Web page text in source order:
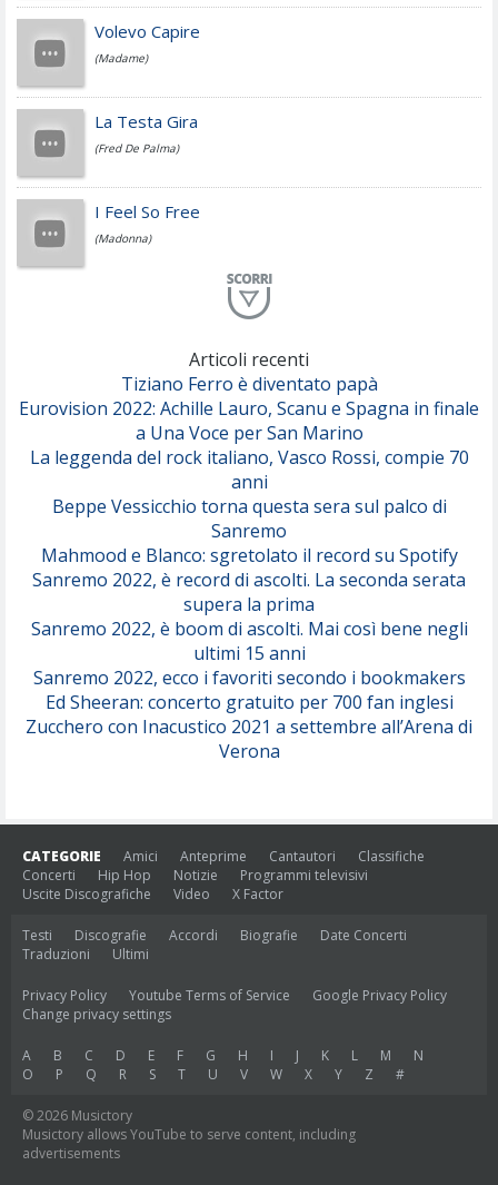
Jovanotti
Fedez
Simone Cristicchi
ModÃ
Duran Duran
Nothing But Thieves
Marracash
Volevo Capire
(Madame)
La Testa Gira
(Fred De Palma)
I Feel So Free
(Madonna)
Free To Love
(Duran Duran)
(Second Voice (The))
Drop Dead
(Muse)
(Annalisa Scarrone)
Comuni Immortali
(Achille Lauro)
So Easy (To Fall In Love)
(Olivia Dean)
Serenamente
(Juli)
Articoli recenti
Tiziano Ferro è diventato papà
Eurovision 2022: Achille Lauro, Scanu e Spagna in finale
a Una Voce per San Marino
La leggenda del rock italiano, Vasco Rossi, compie 70
anni
Beppe Vessicchio torna questa sera sul palco di
Sanremo
Mahmood e Blanco: sgretolato il record su Spotify
Sanremo 2022, è record di ascolti. La seconda serata
supera la prima
Sanremo 2022, è boom di ascolti. Mai così bene negli
ultimi 15 anni
Sanremo 2022, ecco i favoriti secondo i bookmakers
Ed Sheeran: concerto gratuito per 700 fan inglesi
Zucchero con Inacustico 2021 a settembre all’Arena di
Verona
CATEGORIE Amici Anteprime Cantautori
Classifiche
Concerti
Hip Hop Notizie
Programmi televisivi
Uscite Discografiche
Video X Factor
Testi Discografie Accordi Biografie
Date Concerti
Traduzioni
Ultimi
Privacy Policy Youtube Terms of Service
Google Privacy Policy
Change privacy settings
A B C D E F G H I J K L M
N
O
P Q R S T U V W X Y Z #
© 2026 Musictory
Musictory allows YouTube to serve content, including
advertisements